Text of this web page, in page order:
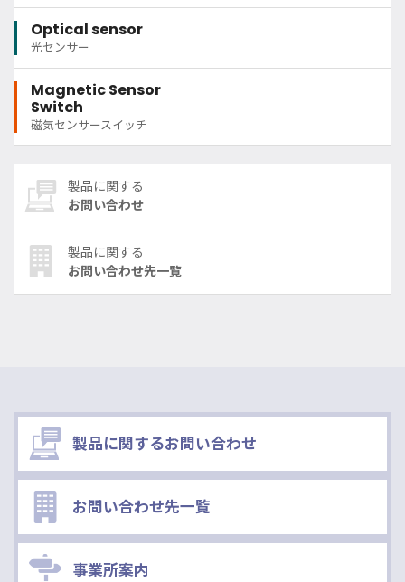
Optical sensor
光センサー
Magnetic Sensor
Switch
磁気センサースイッチ
製品に関する
お問い合わせ
製品に関する
お問い合わせ先一覧
製品に関するお問い合わせ
お問い合わせ先一覧
事業所案内